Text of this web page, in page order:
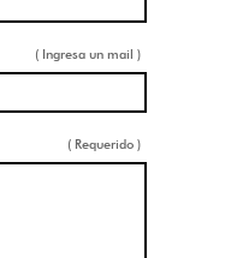
( Ingresa un mail )
( Requerido )